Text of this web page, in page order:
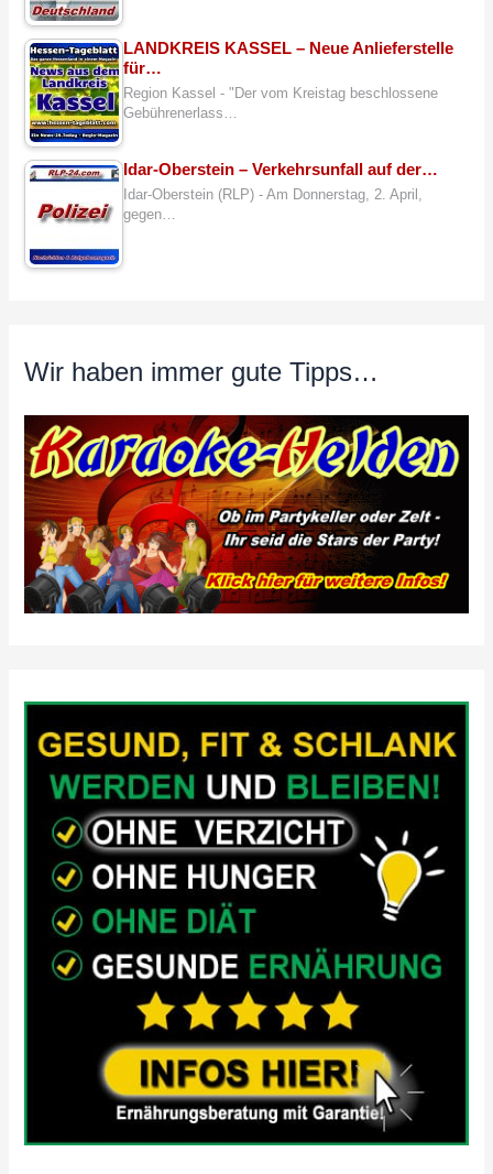
LANDKREIS KASSEL – Neue Anlieferstelle
für…
Region Kassel - "Der vom Kreistag beschlossene
Gebührenerlass…
Idar-Oberstein – Verkehrsunfall auf der…
Idar-Oberstein (RLP) - Am Donnerstag, 2. April,
gegen…
Wir haben immer gute Tipps…